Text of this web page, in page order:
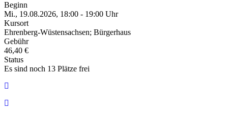
Beginn
Mi., 19.08.2026, 18:00 - 19:00 Uhr
Kursort
Ehrenberg-Wüstensachsen; Bürgerhaus
Gebühr
46,40 €
Status
Es sind noch 13 Plätze frei